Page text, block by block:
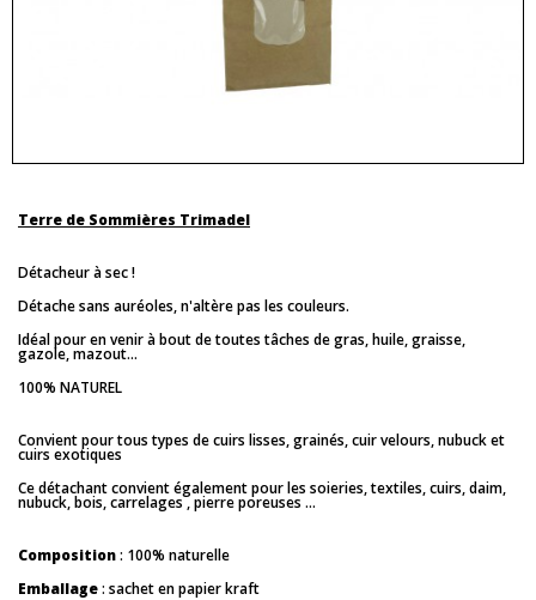
Terre de Sommières Trimadel
Détacheur à sec !
Détache sans auréoles, n'altère pas les couleurs.
Idéal pour en venir à bout de toutes tâches de gras, huile, graisse,
gazole, mazout...
100% NATUREL
Convient pour tous types de cuirs lisses, grainés, cuir velours, nubuck et
cuirs exotiques
Ce détachant convient également pour les soieries, textiles, cuirs, daim,
nubuck, bois, carrelages , pierre poreuses ...
Composition: 100% naturelle
Emballage: sachet en papier kraft